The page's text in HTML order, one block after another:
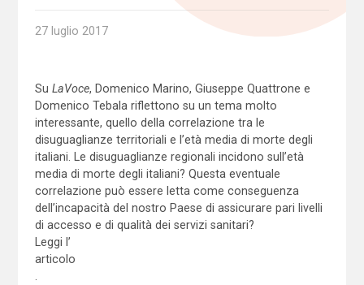
27 luglio 2017
Su LaVoce, Domenico Marino, Giuseppe Quattrone e
Domenico Tebala riflettono su un tema molto
interessante, quello della correlazione tra le
disuguaglianze territoriali e l’età media di morte degli
italiani. Le disuguaglianze regionali incidono sull’età
media di morte degli italiani? Questa eventuale
correlazione può essere letta come conseguenza
dell’incapacità del nostro Paese di assicurare pari livelli
di accesso e di qualità dei servizi sanitari?
Leggi l’
articolo